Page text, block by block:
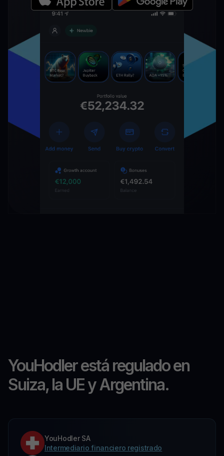
YouHodler está regulado en
Suiza, la UE y Argentina.
YouHodler SA
Intermediario financiero registrado